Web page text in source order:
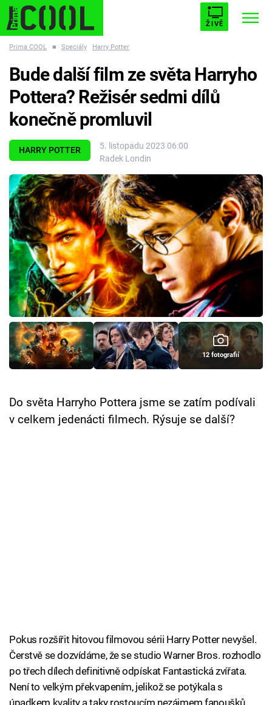
ŽIVĚ
ESCAPE PLNEJ KOTEL AVENGERS 5
Témata
Filmy
Seriály
Hry
Cool Esport
Pořady
TV Program
Přihlášení
Prima COOL ■ Speciály Harry Potter
HARRY POTTER
5. listopadu 2023 06:00
Radek Londin
Bude další film ze světa Harryho
Pottera? Režisér sedmi dílů
konečně promluvil
12 fotografií
Do světa Harryho Pottera jsme se zatím podívali
v celkem jedenácti filmech. Rýsuje se další?
Pokus rozšířit hitovou filmovou sérii Harry Potter nevyšel.
Čerstvě se dozvídáme, že se studio Warner Bros. rozhodlo
po třech dílech definitivně odpískat Fantastická zvířata.
Není to velkým překvapením, jelikož se potýkala s